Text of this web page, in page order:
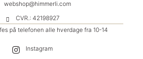
webshop@himmerli.com
CVR.: 42198927
på telefonen alle hverdage fra 10-14
Instagram